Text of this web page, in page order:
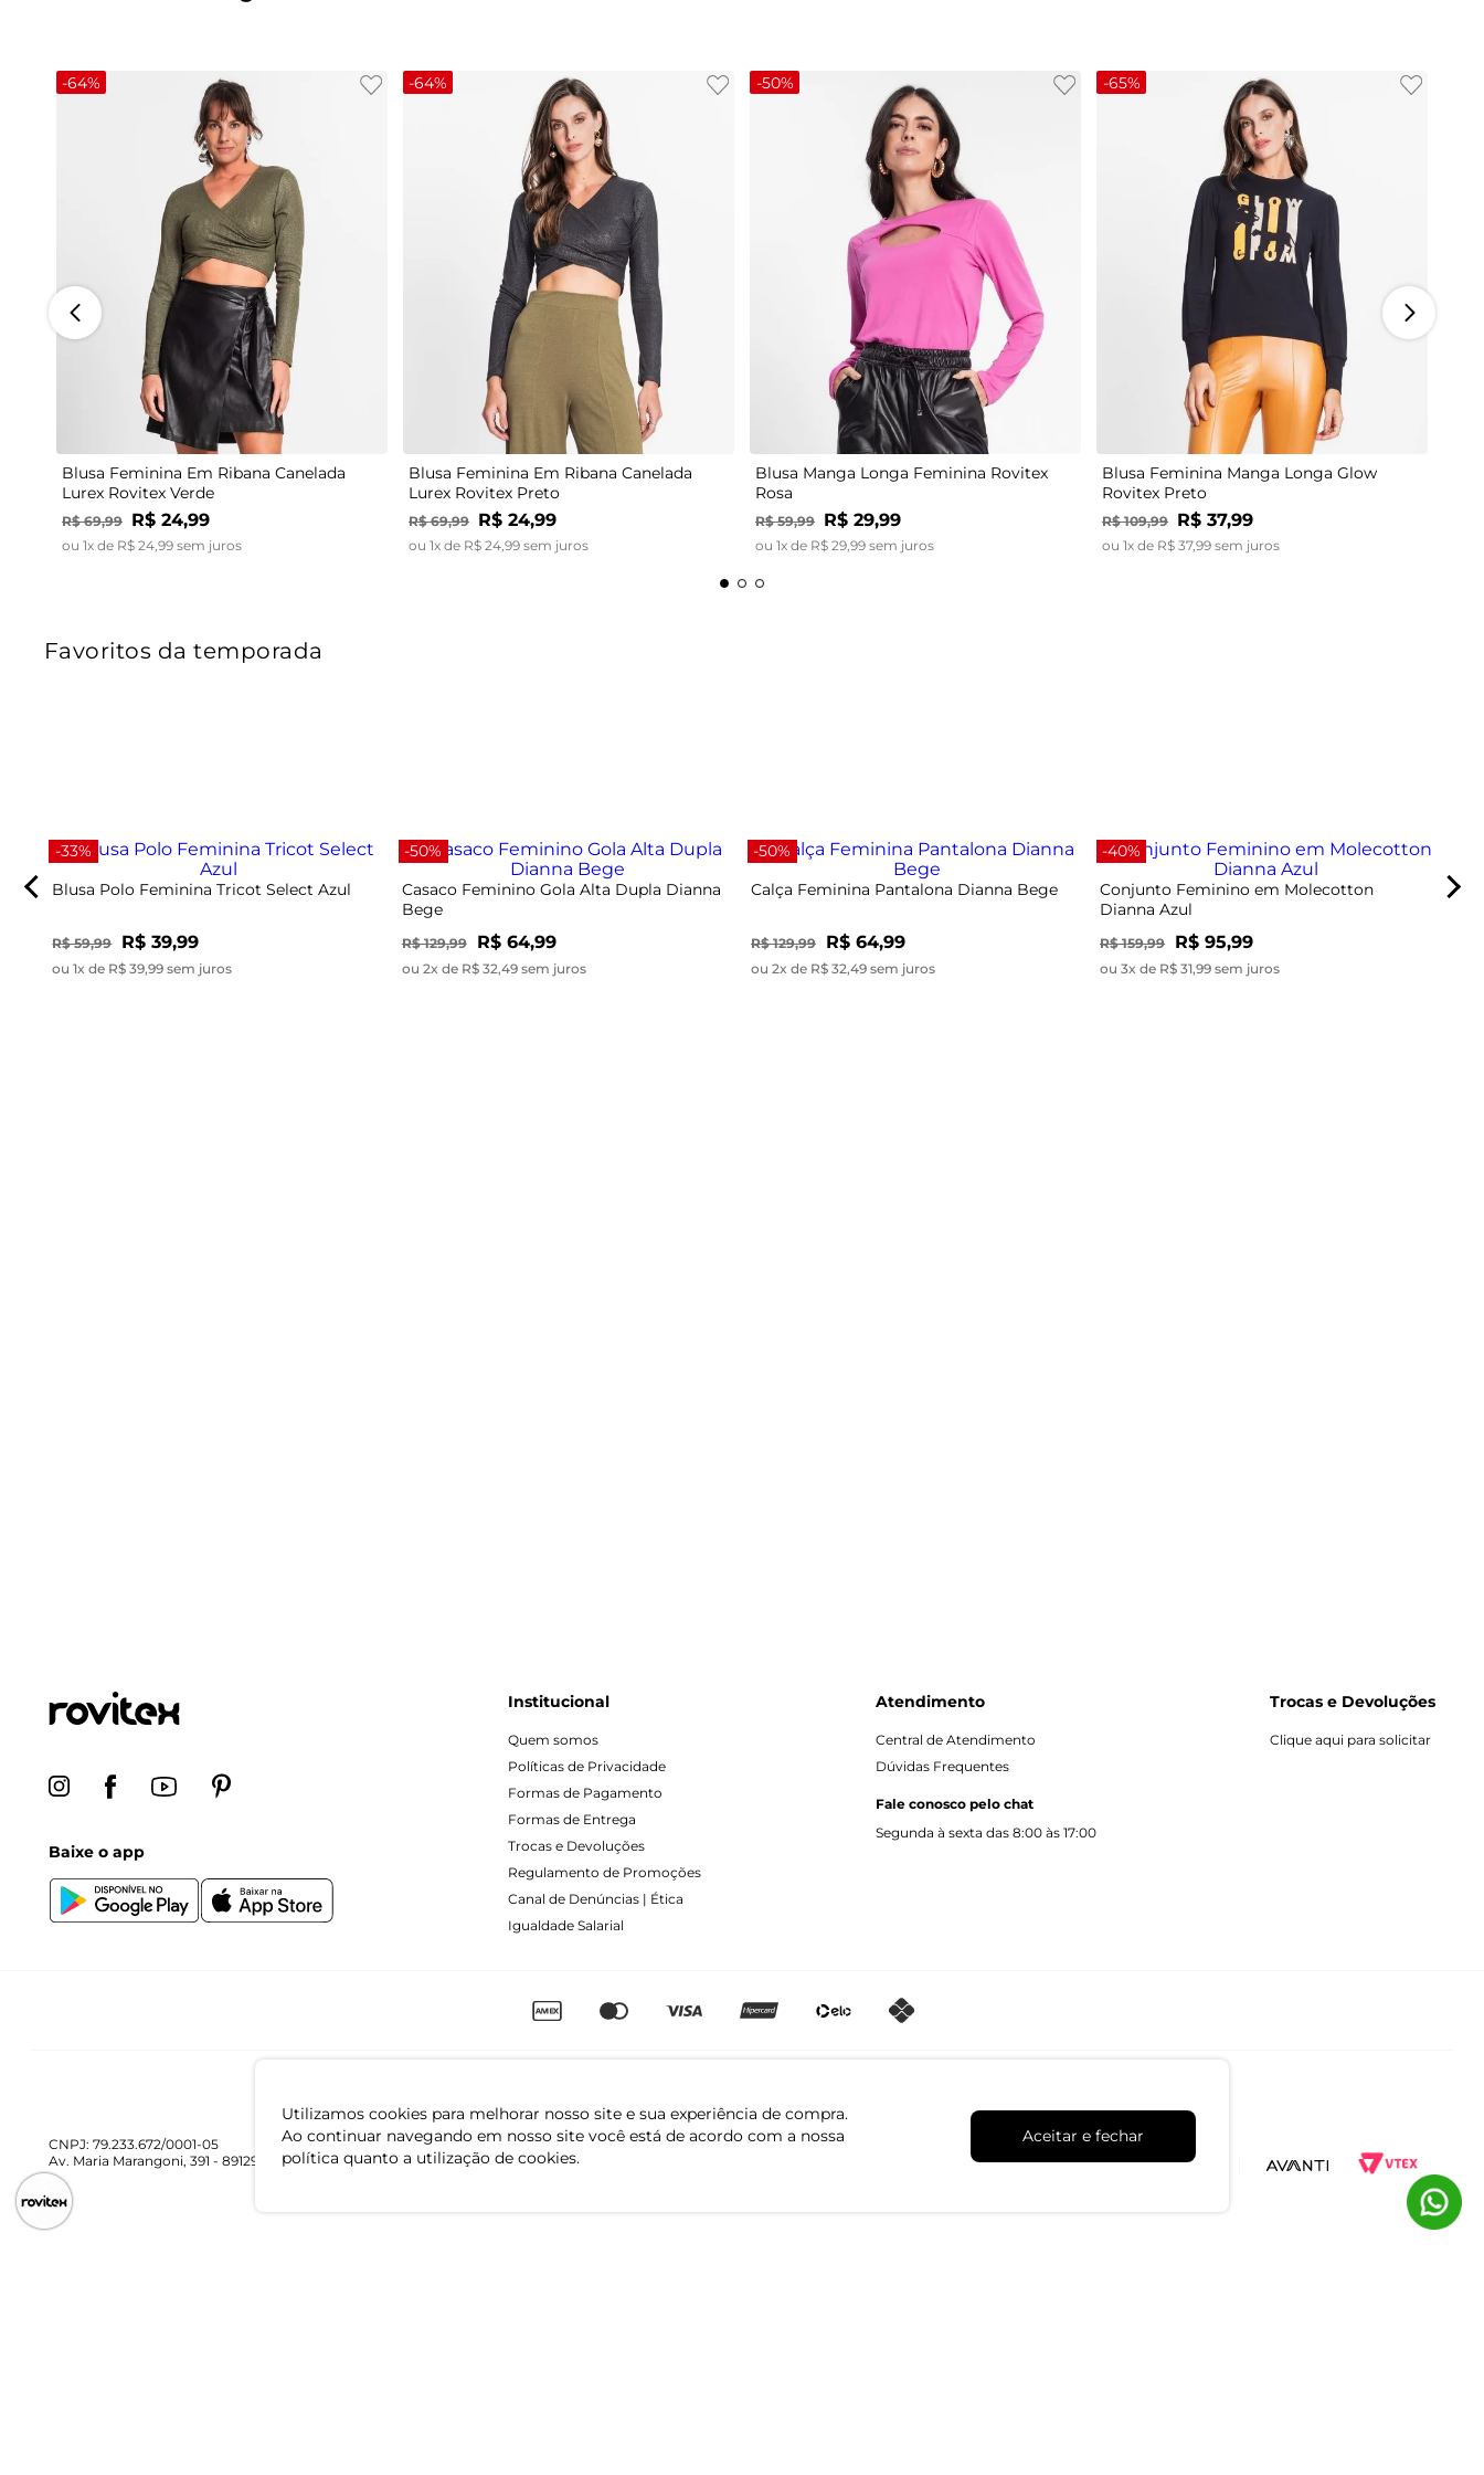
Utilizamos cookies para melhorar nosso site e sua experiência de compra.
Ao continuar navegando em nosso site você está de acordo com a nossa
política quanto a utilização de cookies.
Aceitar e fechar
-64%
Blusa Feminina Em Ribana Canelada
Lurex Rovitex Verde
R$ 69,99 R$ 24,99
ou 1x de R$ 24 99 sem juros
-64%
Blusa Feminina Em Ribana Canelada
Lurex Rovitex Preto
R$ 69,99 R$ 24,99
ou 1x de R$ 24 99 sem juros
-50%
P M G GG
Blusa Manga Longa Feminina Rovitex
Rosa
R$ 59,99 R$ 29,99
ou 1x de R$ 29 99 sem juros
-65%
G
Blusa Feminina Manga Longa Glow
Rovitex Preto
R$ 109,99 R$ 37,99
ou 1x de R$ 37,99 sem juros
Favoritos da temporada
-33%
Blusa Polo Feminina Tricot Select Azul
R$ 59,99 R$ 39,99
ou 1x de R$ 39,99 sem juros
-50%
Casaco Feminino Gola Alta Dupla Dianna
Bege
R$ 129,99 R$ 64,99
ou 2x de R$ 32,49 sem juros
-50%
Calça Feminina Pantalona Dianna Bege
R$ 129,99 R$ 64,99
ou 2x de R$ 32,49 sem juros
-40%
Conjunto Feminino em Molecotton
Dianna Azul
R$ 159,99 R$ 95,99
ou 3x de R$ 31,99 sem juros
Baixe o app
Institucional
Quem somos
Políticas de Privacidade
Formas de Pagamento
Formas de Entrega
Trocas e Devoluções
Regulamento de Promoções
Canal de Denúncias | Ética
Igualdade Salarial
Atendimento
Central de Atendimento
Dúvidas Frequentes
Fale conosco pelo chat
Segunda à sexta das 8:00 às 17:00
Trocas e Devoluções
Clique aqui para solicitar
CNPJ: 79.233.672/0001-05
Av. Maria Marangoni, 391 - 89129-080 - Luiz Alves - SC